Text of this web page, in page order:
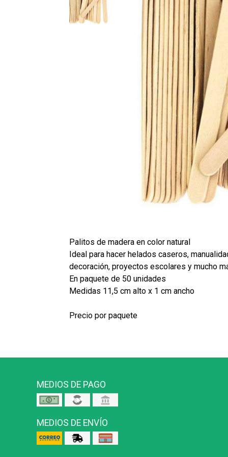
Palitos de madera en color natural
Ideal para hacer helados caseros,
decoración, proyectos escolares y mucho
En paquete de 50 unidades
Medidas 11,5 cm alto x 1 cm ancho
Precio por paquete
MEDIOS DE PAGO
MEDIOS DE ENVÍO